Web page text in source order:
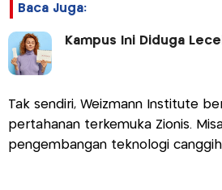
Baca Juga:
Kampus Ini Diduga
Tak sendiri, Weizmann Institute
pertahanan terkemuka Zionis.
pengembangan teknologi